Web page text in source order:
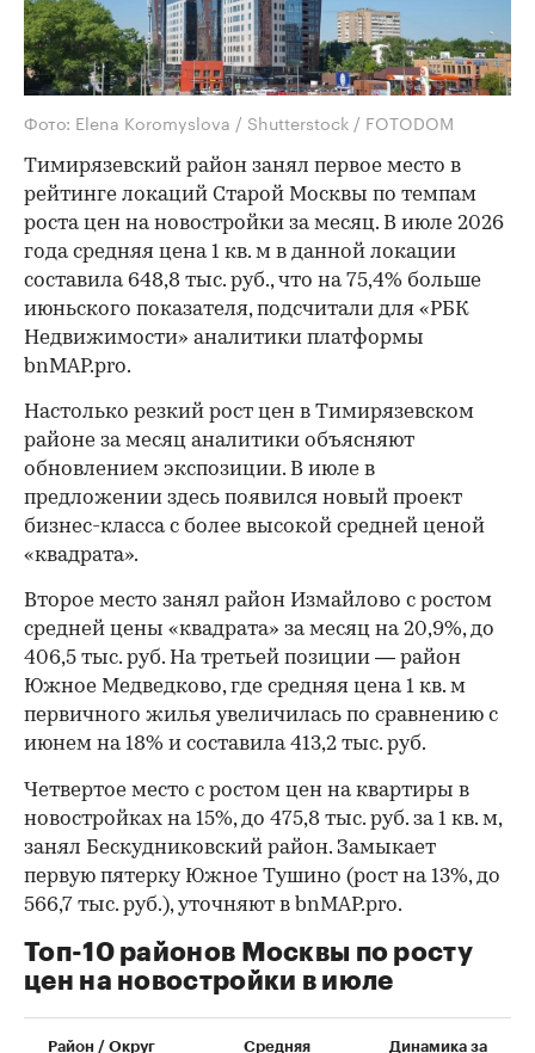
Фото: Elena Koromyslova / Shutterstock / FOTODOM
Тимирязевский район занял первое место в
рейтинге локаций Старой Москвы по темпам
роста цен на новостройки за месяц. В июле 2026
года средняя цена 1 кв. м в данной локации
составила 648,8 тыс. руб., что на 75,4% больше
июньского показателя, подсчитали для «РБК
Недвижимости» аналитики платформы
bnMAP.pro.
Настолько резкий рост цен в Тимирязевском
районе за месяц аналитики объясняют
обновлением экспозиции. В июле в
предложении здесь появился новый проект
бизнес-класса с более высокой средней ценой
«квадрата».
Второе место занял район Измайлово с ростом
средней цены «квадрата» за месяц на 20,9%, до
406,5 тыс. руб. На третьей позиции — район
Южное Медведково, где средняя цена 1 кв. м
первичного жилья увеличилась по сравнению с
июнем на 18% и составила 413,2 тыс. руб.
00:00 / 00:00
Четвертое место с ростом цен на квартиры в
новостройках на 15%, до 475,8 тыс. руб. за 1 кв. м,
занял Бескудниковский район. Замыкает
первую пятерку Южное Тушино (рост на 13%, до
566,7 тыс. руб.), уточняют в bnMAP.pro.
Топ-10 районов Москвы по росту
цен на новостройки в июле
Район / Округ Средняя Динамика за